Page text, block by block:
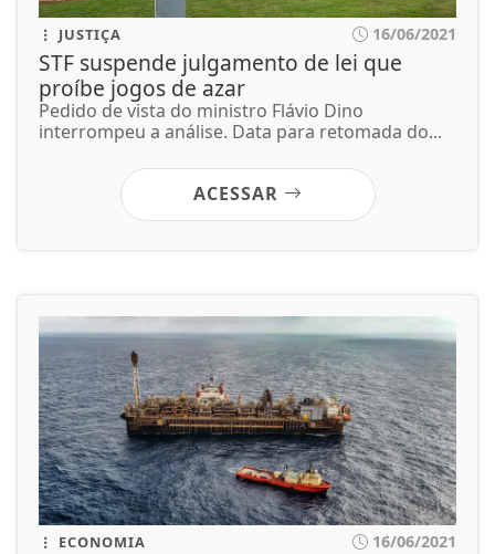
JUSTIÇA 16/06/2021
STF suspende julgamento de lei que
proíbe jogos de azar
Pedido de vista do ministro Flávio Dino
interrompeu a análise. Data para retomada do...
ACESSAR
ECONOMIA 16/06/2021